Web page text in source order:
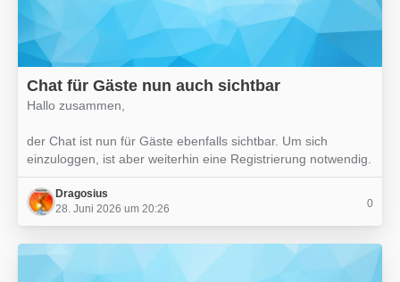
Chat für Gäste nun auch sichtbar
Hallo zusammen,
der Chat ist nun für Gäste ebenfalls sichtbar. Um sich
einzuloggen, ist aber weiterhin eine Registrierung notwendig.
Dragosius
28. Juni 2026 um 20:26
0